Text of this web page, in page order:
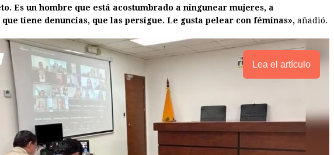
Es un hombre que está acostumbrado a ningunear mujeres, a
tiene denuncias, que las persigue. Le gusta pelear con féminas», añadió.
Lea el artículo